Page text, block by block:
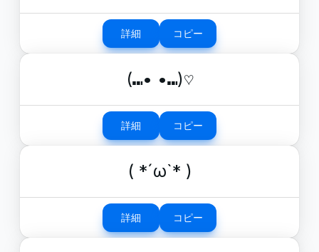
詳細 コピー
(⑉• •⑉)♡
詳細 コピー
( *´ω`* )
詳細 コピー